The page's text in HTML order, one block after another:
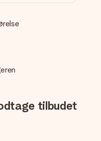
du kan altid finde den i din
kan få gaven leveret
til en sand
tilbudet